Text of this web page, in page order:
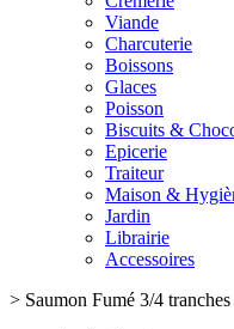
Viande
Charcuterie
Boissons
Glaces
Poisson
Biscuits &
Epicerie
Traiteur
Maison &
Jardin
Librairie
Accessoires
> Saumon Fumé 3/4 tranches